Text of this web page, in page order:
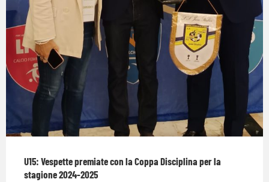
U15: Vespette premiate con la Coppa Disciplina per la
stagione 2024-2025